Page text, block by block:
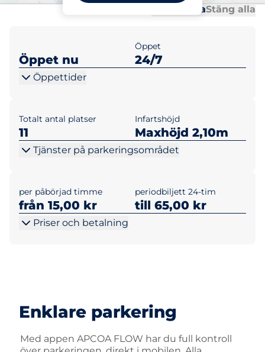
Öppna allaStäng alla
Öppet nu
Öppet
24/7
Öppettider
Totalt antal platser
11
Infartshöjd
Maxhöjd 2,10m
Tjänster på parkeringsområdet
per påbörjad timme
från 15,00 kr
periodbiljett 24-tim
till 65,00 kr
Priser och betalning
Enklare parkering
Med appen APCOA FLOW har du full kontroll